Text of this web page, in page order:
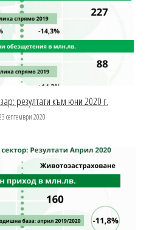
резултати към юни 2020 г.
септември 2020